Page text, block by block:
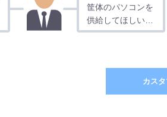
筐体のパソコンを
供給してほしい…
カス